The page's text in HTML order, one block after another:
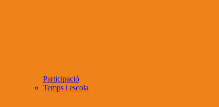
Participació
Temps i escola